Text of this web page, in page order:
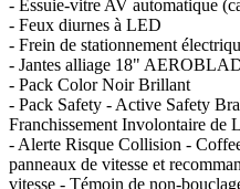
- Essuie-vitre AV automatique
- Feux diurnes à LED
- Frein de stationnement
- Jantes alliage 18"
- Pack Color Noir Brillant
- Pack Safety - Active Safety
Franchissement Involontaire de
- Alerte Risque Collision -
panneaux de vitesse et
vitesse - Témoin de non-